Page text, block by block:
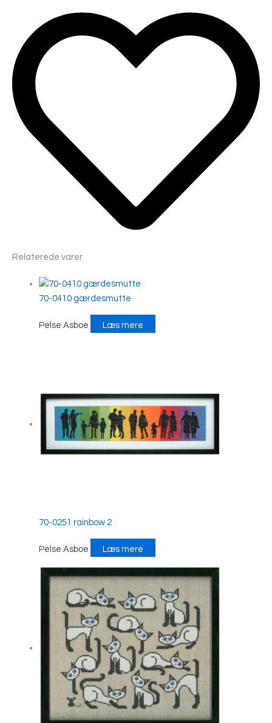
Relaterede varer
70-0410 gærdesmutte
Pelse Asboe Læs mere
70-0251 rainbow 2
Pelse Asboe Læs mere